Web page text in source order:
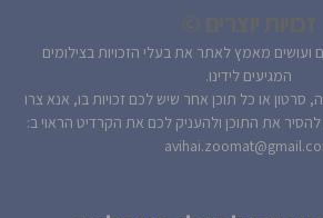
ועושים מאמץ לאתר את בעלי הזכויות בצילומים
המגיעים לידינו.
או כל תוכן אחר שיש לכם זכויות בו, אנא צרו
את התוכן ולהעניק לכם את הקרדיט הראוי ב: